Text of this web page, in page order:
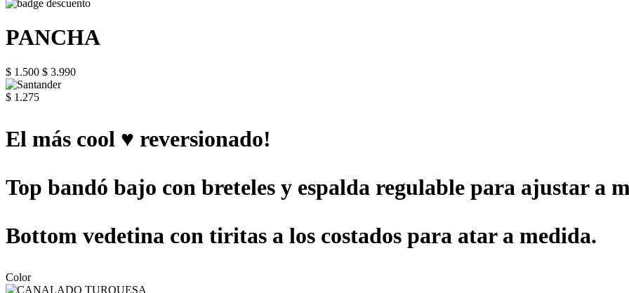
PANCHA
$ 1.500 $ 3.990
$ 1.275
El más cool ♥ reversionado!
Top bandó bajo con breteles y espalda regulable para ajustar a
Bottom vedetina con tiritas a los costados para atar a medida.
Color